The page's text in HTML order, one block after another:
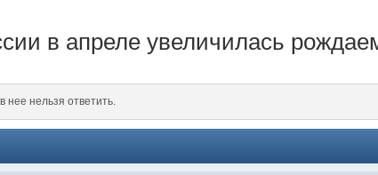
в апреле увеличилась
нее нельзя ответить.